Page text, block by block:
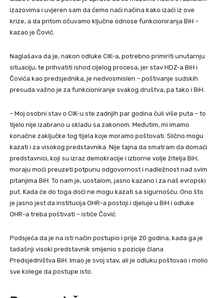
izazovima i uvjeren sam da ćemo naći načina kako izaći iz ove
krize, a da pritom očuvamo ključne odnose funkcioniranja BiH –
kazao je Čović.
Naglašava da je, nakon odluke CIK-a, potrebno primiriti unutarnju
situaciju, te prihvatiti ishod cijelog procesa, jer stav HDZ-a BiH i
Čovića kao predsjednika, je nedvosmislen – poštivanje sudskih
presuda važno je za funkcioniranje svakog društva, pa tako i BiH.
– Moj osobni stav o CIK-u ste zadnjih par godina čuli više puta – to
tijelo nije izabrano u skladu sa zakonom. Međutim, mi imamo
konačne zaključke tog tijela koje moramo poštovati. Slično mogu
kazati i za visokog predstavnika. Nije tajna da smatram da domaći
predstavnici, koji su izraz demokracije i izborne volje žitelja BiH,
moraju moći preuzeti potpunu odgovornost i nadležnost nad svim
pitanjima BiH. To nam je, uostalom, jasno kazano i za naš evropski
put. Kada će do toga doći ne mogu kazati sa sigurnošću. Ono što
je jasno jest da institucija OHR-a postoji i djeluje u BiH i odluke
OHR-a treba poštivati – ističe Čović.
Podsjeća da je na isti način postupio i prije 20 godina, kada ga je
tadašnji visoki predstavnik smijenio s pozicije člana
Predsjedništva BiH. Imao je svoj stav, ali je odluku poštovao i molio
sve kolege da postupe isto.